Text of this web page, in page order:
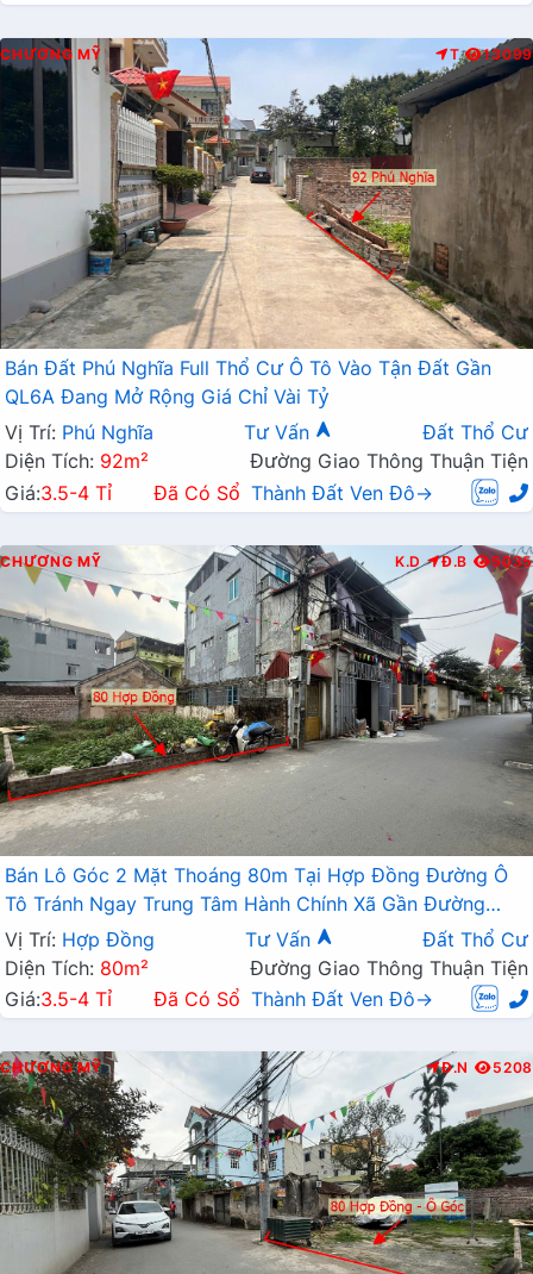
CHƯƠNG MỸ T 13099
Bán Đất Phú Nghĩa Full Thổ Cư Ô Tô Vào Tận Đất Gần
QL6A Đang Mở Rộng Giá Chỉ Vài Tỷ
Vị Trí: Phú Nghĩa Tư Vấn
Đất Thổ Cư
Diện Tích: 92m²
Đường Giao Thông Thuận Tiện
Giá:3.5-4 Tỉ Đã Có Sổ Thành Đất Ven Đô→
CHƯƠNG MỸ K.D Đ.B 5035
Bán Lô Góc 2 Mặt Thoáng 80m Tại Hợp Đồng Đường Ô
Tô Tránh Ngay Trung Tâm Hành Chính Xã Gần Đường
TL419
Vị Trí: Hợp Đồng Tư Vấn
Đất Thổ Cư
Diện Tích: 80m²
Đường Giao Thông Thuận Tiện
Giá:3.5-4 Tỉ Đã Có Sổ Thành Đất Ven Đô→
CHƯƠNG MỸ Đ.N 5208